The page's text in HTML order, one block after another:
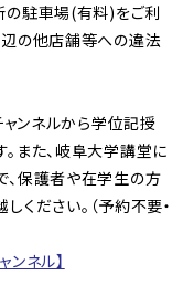
の駐車場(有料)をご利
辺の他店舗等への違法
ンネルから学位記授
また、岐阜大学講堂に
、保護者や在学生の方
ください。（予約不要・
ネル】